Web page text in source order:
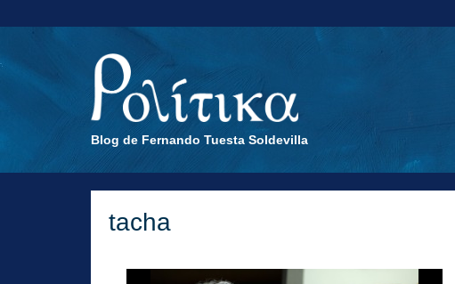
Blog de Fernando Tuesta Soldevilla
tacha